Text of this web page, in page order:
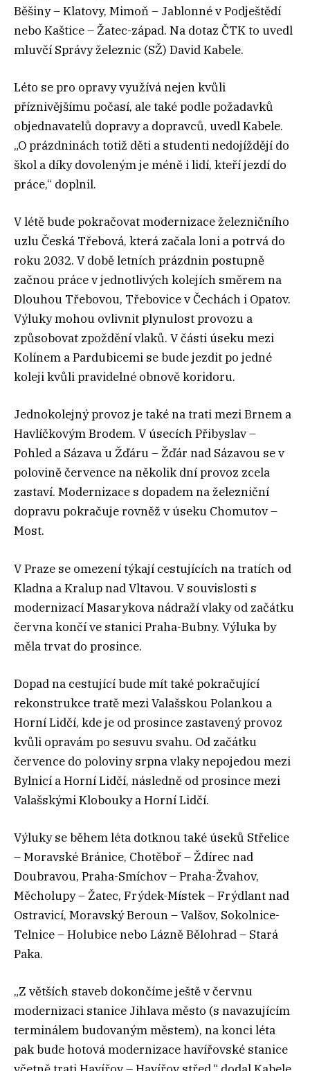
Běšiny – Klatovy, Mimoň – Jablonné v Podještědí
nebo Kaštice – Žatec-západ. Na dotaz ČTK to uvedl
mluvčí Správy železnic (SŽ) David Kabele.
Léto se pro opravy využívá nejen kvůli
příznivějšímu počasí, ale také podle požadavků
objednavatelů dopravy a dopravců, uvedl Kabele.
„O prázdninách totiž děti a studenti nedojíždějí do
škol a díky dovoleným je méně i lidí, kteří jezdí do
práce,“ doplnil.
V létě bude pokračovat modernizace železničního
uzlu Česká Třebová, která začala loni a potrvá do
roku 2032. V době letních prázdnin postupně
začnou práce v jednotlivých kolejích směrem na
Dlouhou Třebovou, Třebovice v Čechách i Opatov.
Výluky mohou ovlivnit plynulost provozu a
způsobovat zpoždění vlaků. V části úseku mezi
Kolínem a Pardubicemi se bude jezdit po jedné
koleji kvůli pravidelné obnově koridoru.
Jednokolejný provoz je také na trati mezi Brnem a
Havlíčkovým Brodem. V úsecích Přibyslav –
Pohled a Sázava u Žďáru – Žďár nad Sázavou se v
polovině července na několik dní provoz zcela
zastaví. Modernizace s dopadem na železniční
dopravu pokračuje rovněž v úseku Chomutov –
Most.
V Praze se omezení týkají cestujících na tratích od
Kladna a Kralup nad Vltavou. V souvislosti s
modernizací Masarykova nádraží vlaky od začátku
června končí ve stanici Praha-Bubny. Výluka by
měla trvat do prosince.
Dopad na cestující bude mít také pokračující
rekonstrukce tratě mezi Valašskou Polankou a
Horní Lidčí, kde je od prosince zastavený provoz
kvůli opravám po sesuvu svahu. Od začátku
července do poloviny srpna vlaky nepojedou mezi
Bylnicí a Horní Lidčí, následně od prosince mezi
Valašskými Klobouky a Horní Lidčí.
Výluky se během léta dotknou také úseků Střelice
– Moravské Bránice, Chotěboř – Ždírec nad
Doubravou, Praha-Smíchov – Praha-Žvahov,
Měcholupy – Žatec, Frýdek-Místek – Frýdlant nad
Ostravicí, Moravský Beroun – Valšov, Sokolnice-
Telnice – Holubice nebo Lázně Bělohrad – Stará
Paka.
„Z větších staveb dokončíme ještě v červnu
modernizaci stanice Jihlava město (s navazujícím
terminálem budovaným městem), na konci léta
pak bude hotová modernizace havířovské stanice